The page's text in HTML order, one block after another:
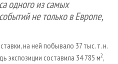
одного из самых
не только в Европе,
на ней побывало 37 тыс. т. н.
экспозиции составила 34 785 м2,